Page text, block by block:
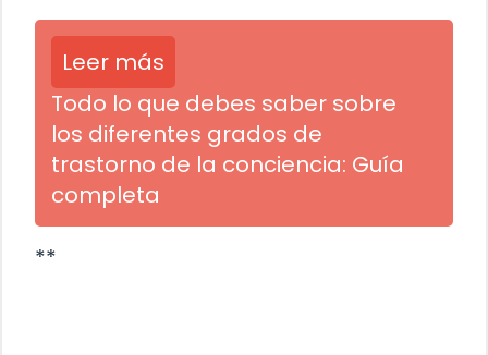
Leer más
Todo lo que debes saber sobre
los diferentes grados de
trastorno de la conciencia: Guía
completa
**